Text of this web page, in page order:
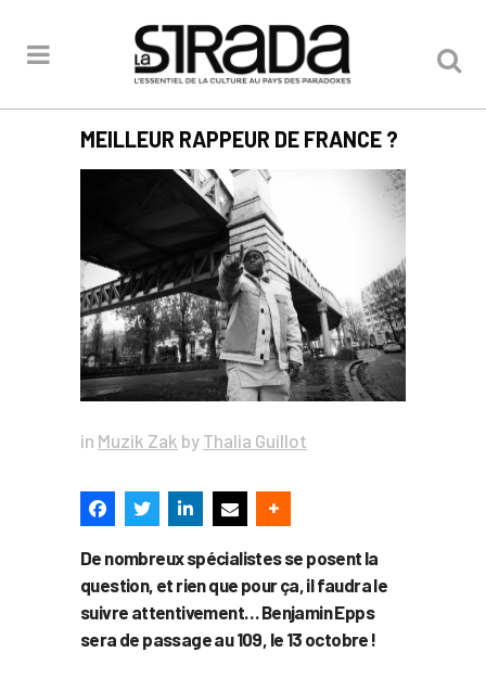
MEILLEUR RAPPEUR DE FRANCE ?
in Muzik Zak by Thalia Guillot
De nombreux spécialistes se posent la
question, et rien que pour ça, il faudra le
suivre attentivement… Benjamin Epps
sera de passage au 109, le 13 octobre !